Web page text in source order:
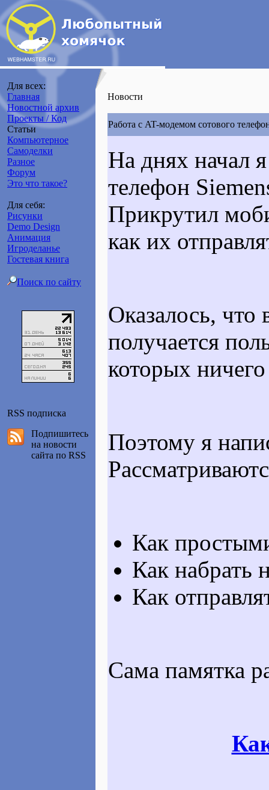
Для всех:
Главная
Новостной архив
Проекты / Код
Статьи
Компьютерное
Самоделки
Разное
Форум
Это что такое?
Для себя:
Рисунки
Demo Design
Анимация
Игроделанье
Гостевая книга
Поиск по сайту
RSS подписка
Подпишитесь
на новости
сайта по RSS
Новости
Работа с AT-модемом сотового
На днях начал
телефон
Прикрутил
как их
Оказалось,
получается
которых
Поэтому я
Как
Как набрать
Как
Сама памятка